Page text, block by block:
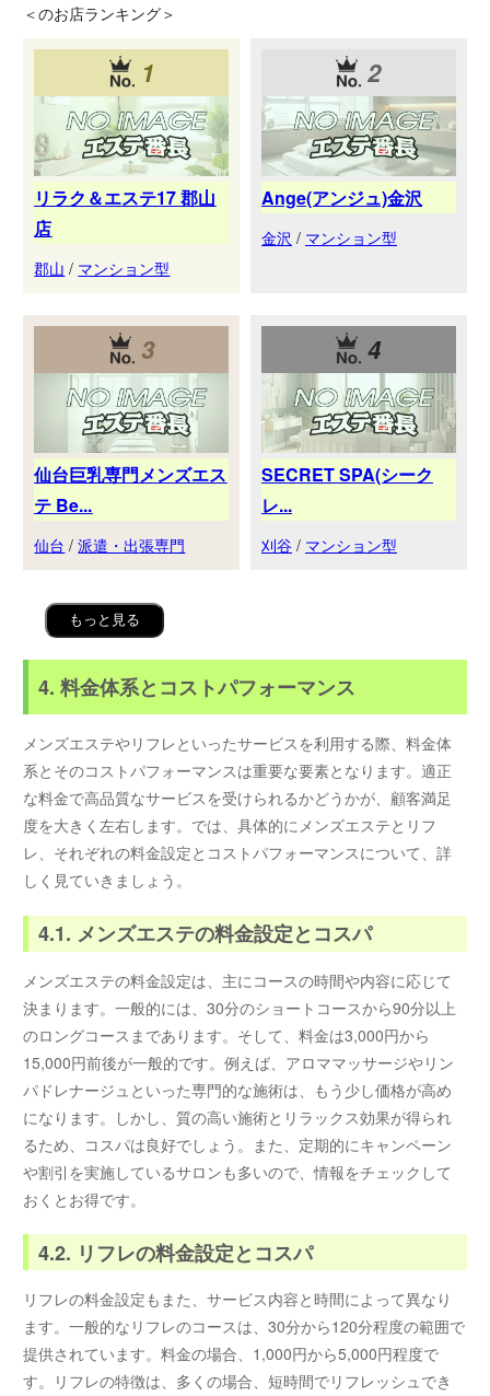
＜のお店ランキング＞
1
リラク＆エステ17 郡山
店
郡山 / マンション型
2
Ange(アンジュ)金沢
金沢 / マンション型
3
仙台巨乳専門メンズエス
テ Be...
仙台 /派遣・出張専門
4
SECRET SPA(シーク
レ...
刈谷 / マンション型
もっと見る
4. 料金体系とコストパフォーマンス
メンズエステやリフレといったサービスを利用する際、料金体
系とそのコストパフォーマンスは重要な要素となります。適正
な料金で高品質なサービスを受けられるかどうかが、顧客満足
度を大きく左右します。では、具体的にメンズエステとリフ
レ、それぞれの料金設定とコストパフォーマンスについて、詳
しく見ていきましょう。
4.1. メンズエステの料金設定とコスパ
メンズエステの料金設定は、主にコースの時間や内容に応じて
決まります。一般的には、30分のショートコースから90分以上
のロングコースまであります。そして、料金は3,000円から
15,000円前後が一般的です。例えば、アロママッサージやリン
パドレナージュといった専門的な施術は、もう少し価格が高め
になります。しかし、質の高い施術とリラックス効果が得られ
るため、コスパは良好でしょう。また、定期的にキャンペーン
や割引を実施しているサロンも多いので、情報をチェックして
おくとお得です。
4.2. リフレの料金設定とコスパ
リフレの料金設定もまた、サービス内容と時間によって異なり
ます。一般的なリフレのコースは、30分から120分程度の範囲で
提供されています。料金の場合、1,000円から5,000円程度で
す。リフレの特徴は、多くの場合、短時間でリフレッシュでき